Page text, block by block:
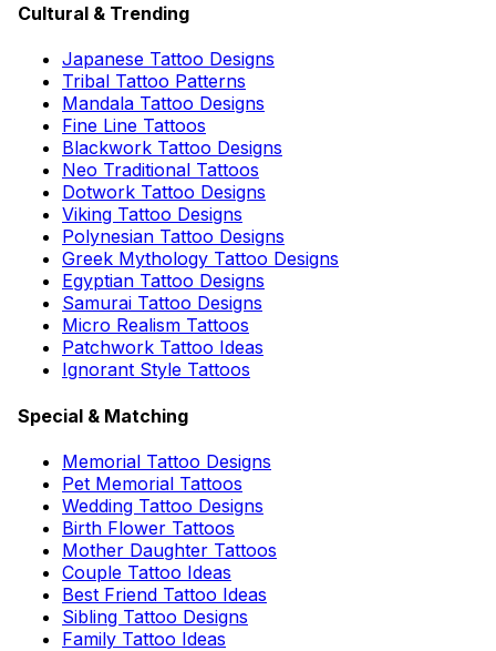
Cultural & Trending
Japanese Tattoo Designs
Tribal Tattoo Patterns
Mandala Tattoo Designs
Fine Line Tattoos
Blackwork Tattoo Designs
Neo Traditional Tattoos
Dotwork Tattoo Designs
Viking Tattoo Designs
Polynesian Tattoo Designs
Greek Mythology Tattoo Designs
Egyptian Tattoo Designs
Samurai Tattoo Designs
Micro Realism Tattoos
Patchwork Tattoo Ideas
Ignorant Style Tattoos
Special & Matching
Memorial Tattoo Designs
Pet Memorial Tattoos
Wedding Tattoo Designs
Birth Flower Tattoos
Mother Daughter Tattoos
Couple Tattoo Ideas
Best Friend Tattoo Ideas
Sibling Tattoo Designs
Family Tattoo Ideas